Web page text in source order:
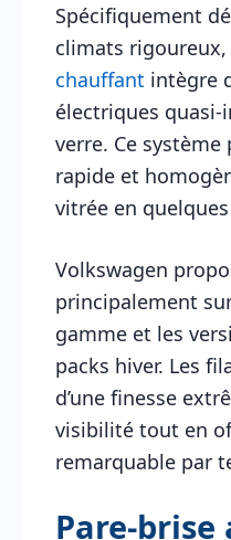
Spécifiquement
climats rigoureux,
chauffant intègre
électriques quasi-
verre. Ce
rapide et
vitrée en
Volkswagen
principalement
gamme et les
packs hiver. Les
d’une finesse
visibilité tout en
remarquable par
Pare-